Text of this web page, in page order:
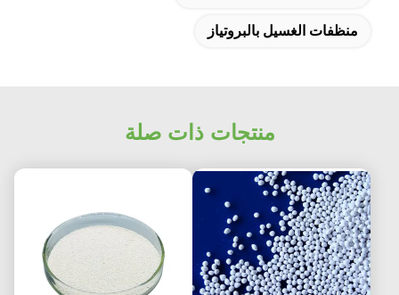
منظفات الغسيل بالبروتياز
منتجات ذات صلة